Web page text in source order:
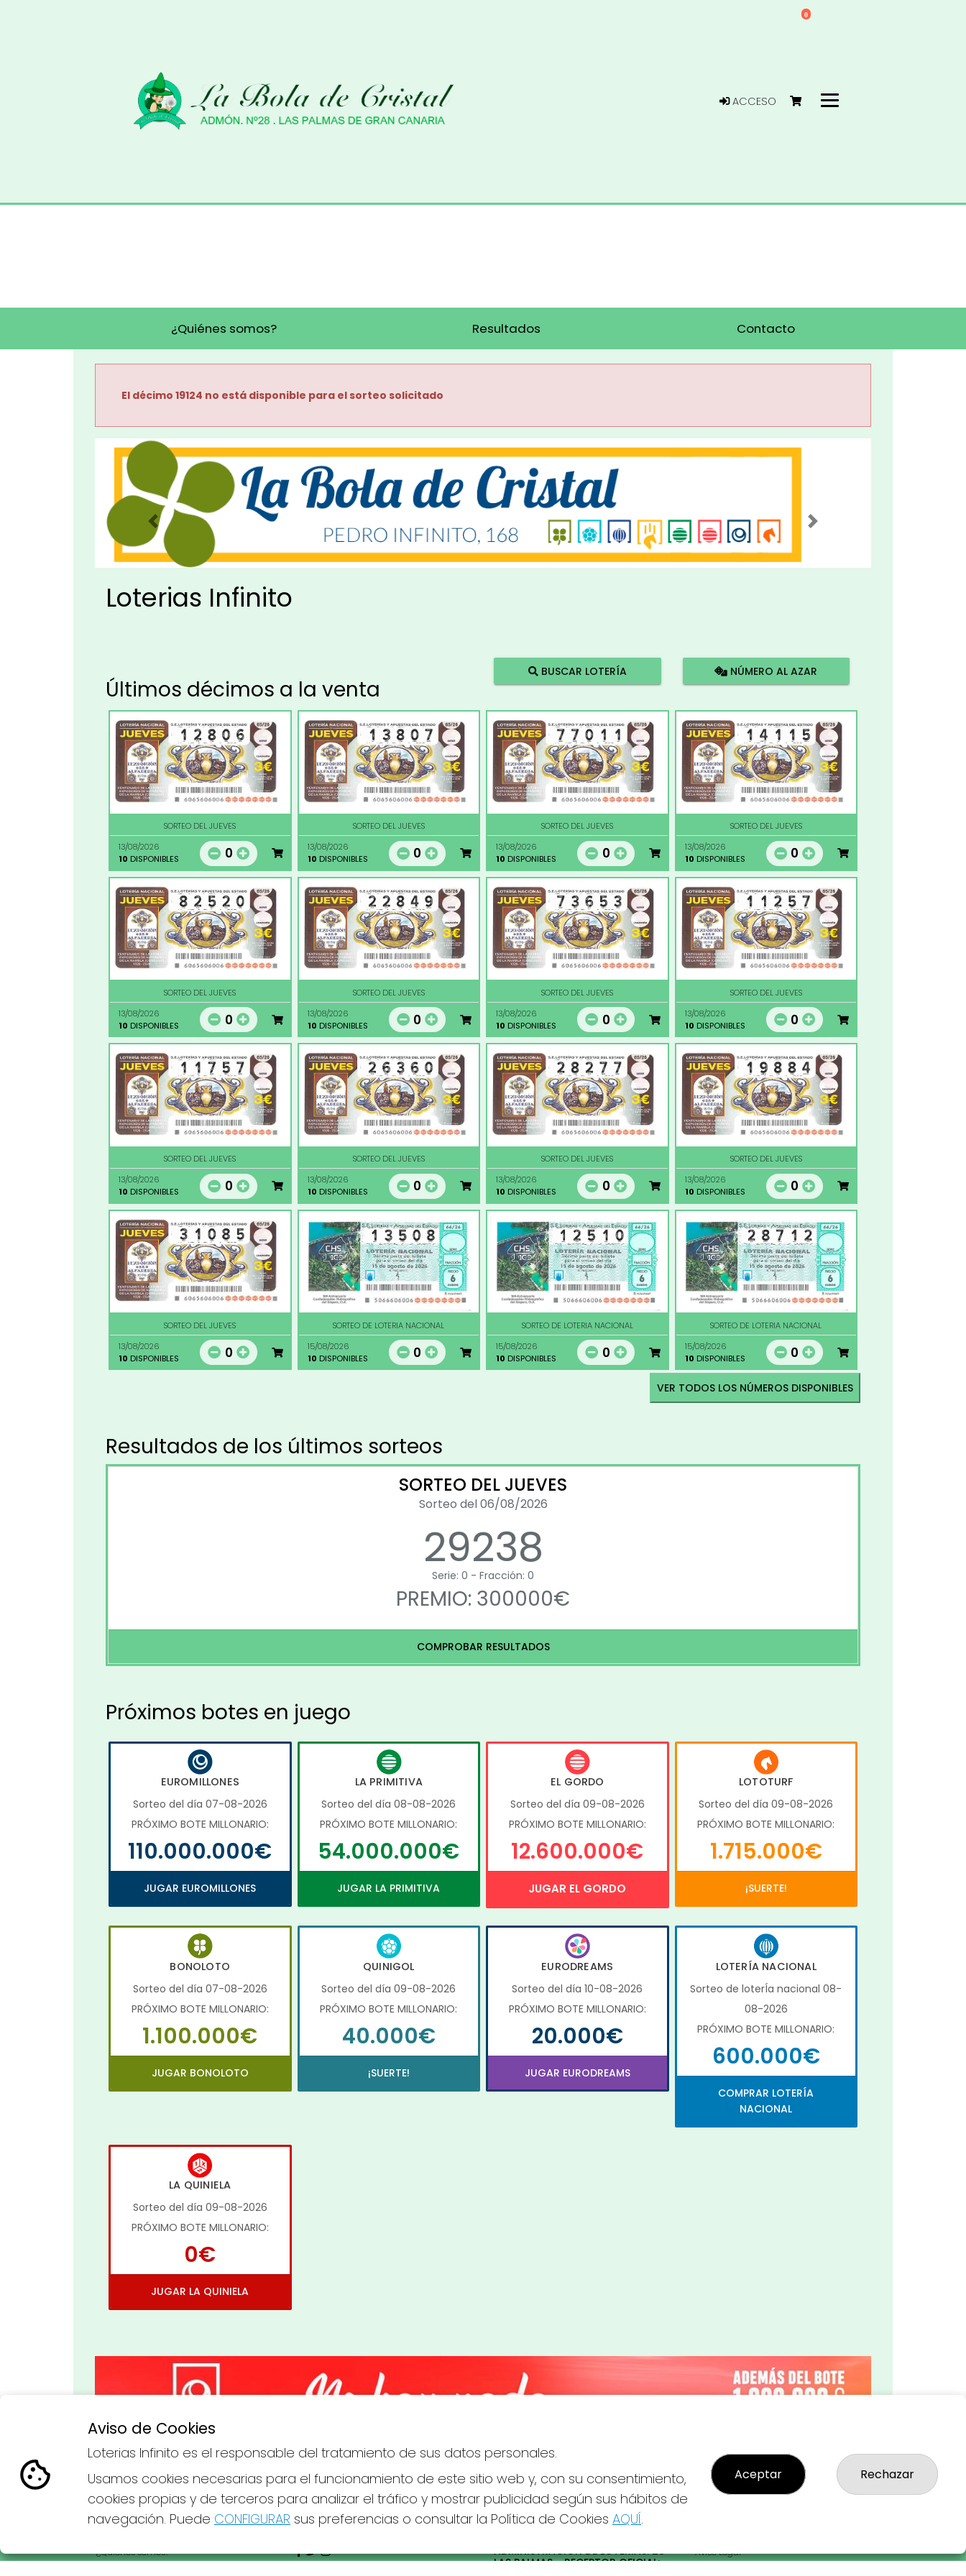
ACCESO
0
¿Quiénes somos? Resultados Contacto
El décimo 19124 no está disponible para el sorteo solicitado
Imagen anterior Imagen siguiente
Loterias Infinito
Últimos décimos a la venta
BUSCAR LOTERÍA NÚMERO AL AZAR
SORTEO DEL JUEVES
13/08/2026
10 DISPONIBLES 0
SORTEO DEL JUEVES
13/08/2026
10 DISPONIBLES 0
SORTEO DEL JUEVES
13/08/2026
10 DISPONIBLES 0
SORTEO DEL JUEVES
13/08/2026
10 DISPONIBLES 0
SORTEO DEL JUEVES
13/08/2026
10 DISPONIBLES 0
SORTEO DEL JUEVES
13/08/2026
10 DISPONIBLES 0
SORTEO DEL JUEVES
13/08/2026
10 DISPONIBLES 0
SORTEO DEL JUEVES
13/08/2026
10 DISPONIBLES 0
SORTEO DEL JUEVES
13/08/2026
10 DISPONIBLES 0
SORTEO DEL JUEVES
13/08/2026
10 DISPONIBLES 0
SORTEO DEL JUEVES
13/08/2026
10 DISPONIBLES 0
SORTEO DEL JUEVES
13/08/2026
10 DISPONIBLES 0
SORTEO DEL JUEVES
13/08/2026
10 DISPONIBLES 0
SORTEO DE LOTERIA NACIONAL
15/08/2026
10 DISPONIBLES 0
SORTEO DE LOTERIA NACIONAL
15/08/2026
10 DISPONIBLES 0
SORTEO DE LOTERIA NACIONAL
15/08/2026
10 DISPONIBLES 0
VER TODOS LOS NÚMEROS DISPONIBLES
Resultados de los últimos sorteos
SORTEO DEL JUEVES
Sorteo del 06/08/2026
29238
Serie: 0 - Fracción: 0
PREMIO: 300000€
COMPROBAR RESULTADOS
Próximos botes en juego
EUROMILLONES
Sorteo del día 07-08-2026
PRÓXIMO BOTE MILLONARIO:
110.000.000€
JUGAR EUROMILLONES
LA PRIMITIVA
Sorteo del día 08-08-2026
PRÓXIMO BOTE MILLONARIO:
54.000.000€
JUGAR LA PRIMITIVA
EL GORDO
Sorteo del día 09-08-2026
PRÓXIMO BOTE MILLONARIO:
12.600.000€
JUGAR EL GORDO
LOTOTURF
Sorteo del día 09-08-2026
PRÓXIMO BOTE MILLONARIO:
1.715.000€
¡SUERTE!
BONOLOTO
Sorteo del día 07-08-2026
PRÓXIMO BOTE MILLONARIO:
1.100.000€
JUGAR BONOLOTO
QUINIGOL
Sorteo del día 09-08-2026
PRÓXIMO BOTE MILLONARIO:
40.000€
¡SUERTE!
EURODREAMS
Sorteo del día 10-08-2026
PRÓXIMO BOTE MILLONARIO:
20.000€
JUGAR EURODREAMS
LOTERÍA NACIONAL
Sorteo de loterÍa nacional 08-
08-2026
PRÓXIMO BOTE MILLONARIO:
600.000€
COMPRAR LOTERÍA
NACIONAL
LA QUINIELA
Sorteo del día 09-08-2026
PRÓXIMO BOTE MILLONARIO:
0€
JUGAR LA QUINIELA
Imagen anterior
LOTERIAS INFINITO
¿Quiénes somos?
REDES SOCIALES
ADMINISTRACION DE LOTERIAS: 28-
LAS PALMAS - RECEPTOR OFICIAL:
Aviso Legal
Aviso de Cookies
Loterias Infinito es el responsable del tratamiento de sus datos personales.
Usamos cookies necesarias para el funcionamiento de este sitio web y, con su consentimiento,
cookies propias y de terceros para analizar el tráfico y mostrar publicidad según sus hábitos de
navegación. Puede CONFIGURAR sus preferencias o consultar la Política de Cookies AQUÍ.
Aceptar Rechazar